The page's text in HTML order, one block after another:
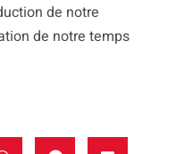
de notre
de notre temps